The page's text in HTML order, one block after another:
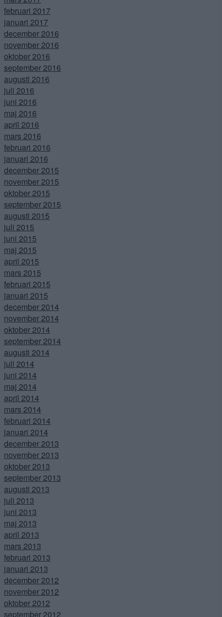
februari 2017
januari 2017
december 2016
november 2016
oktober 2016
september 2016
augusti 2016
juli 2016
juni 2016
maj 2016
april 2016
mars 2016
februari 2016
januari 2016
december 2015
november 2015
oktober 2015
september 2015
augusti 2015
juli 2015
juni 2015
maj 2015
april 2015
mars 2015
februari 2015
januari 2015
december 2014
november 2014
oktober 2014
september 2014
augusti 2014
juli 2014
juni 2014
maj 2014
april 2014
mars 2014
februari 2014
januari 2014
december 2013
november 2013
oktober 2013
september 2013
augusti 2013
juli 2013
juni 2013
maj 2013
april 2013
mars 2013
februari 2013
januari 2013
december 2012
november 2012
oktober 2012
september 2012